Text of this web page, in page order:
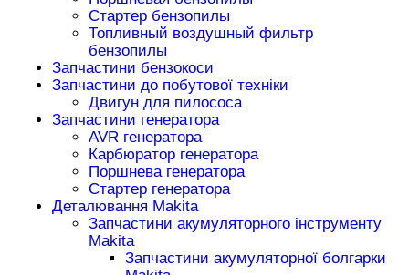
Стартер бензопилы
Топливный воздушный фильтр
бензопилы
Запчастини бензокоси
Запчастини до побутової техніки
Двигун для пилососа
Запчастини генератора
AVR генератора
Карбюратор генератора
Поршнева генератора
Стартер генератора
Деталювання Makita
Запчастини акумуляторного інструменту
Makita
Запчастини акумуляторної болгарки